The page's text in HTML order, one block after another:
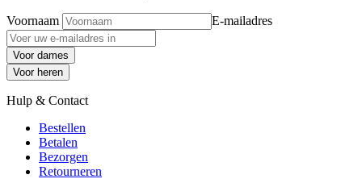
Voornaam E-mailadres
Voor dames
Voor heren
Hulp & Contact
Bestellen
Betalen
Bezorgen
Retourneren